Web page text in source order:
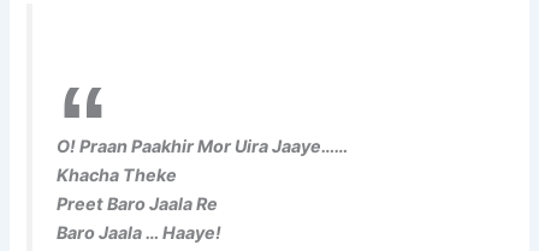
O! Praan Paakhir Mor Uira Jaaye……
Khacha Theke
Preet Baro Jaala Re
Baro Jaala … Haaye!